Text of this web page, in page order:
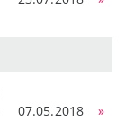
07.05.2018 »